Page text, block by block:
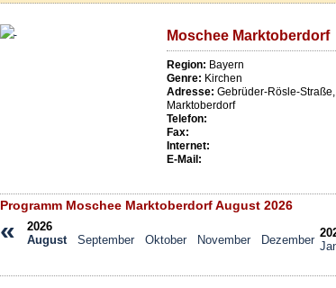
Moschee Marktoberdorf
Region: Bayern
Genre: Kirchen
Adresse: Gebrüder-Rösle-Straße,
Marktoberdorf
Telefon:
Fax:
Internet:
E-Mail:
Programm Moschee Marktoberdorf August 2026
«
2026
August
September Oktober November Dezember